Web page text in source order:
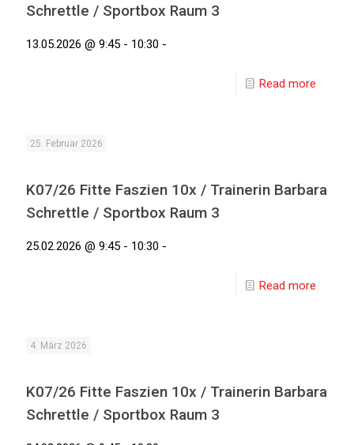
Schrettle / Sportbox Raum 3
13.05.2026 @ 9:45 - 10:30 -
Read more
25. Februar 2026
K07/26 Fitte Faszien 10x / Trainerin Barbara
Schrettle / Sportbox Raum 3
25.02.2026 @ 9:45 - 10:30 -
Read more
4. März 2026
K07/26 Fitte Faszien 10x / Trainerin Barbara
Schrettle / Sportbox Raum 3